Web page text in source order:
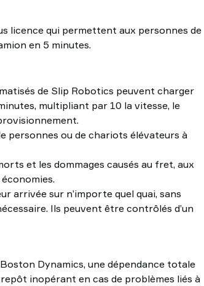
licence qui permettent aux personnes de
en 5 minutes.
de Slip Robotics peuvent charger
multipliant par 10 la vitesse, le
personnes ou de chariots élévateurs à
et les dommages causés au fret, aux
arrivée sur n’importe quel quai, sans
Ils peuvent être contrôlés d’un
Dynamics, une dépendance totale
inopérant en cas de problèmes liés à